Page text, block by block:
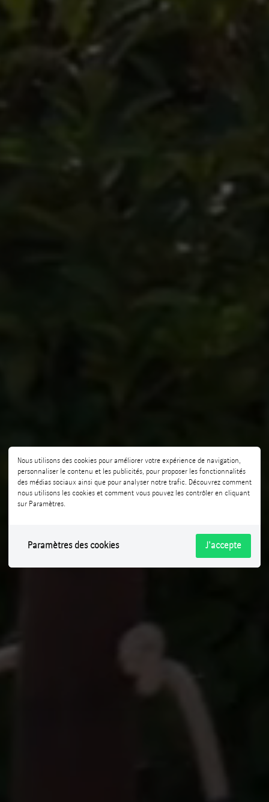
Nous utilisons des cookies pour améliorer votre expérience de navigation,
personnaliser le contenu et les publicités, pour proposer les fonctionnalités
des médias sociaux ainsi que pour analyser notre trafic. Découvrez comment
nous utilisons les cookies et comment vous pouvez les contrôler en cliquant
sur Paramètres.
Paramètres des cookies J'accepte